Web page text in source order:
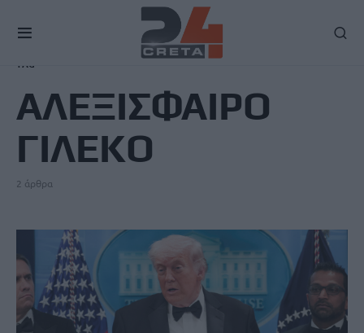
TAG
ΑΛΕΞΙΣΦΑΙΡΟ
ΓΙΛΕΚΟ
2 άρθρα